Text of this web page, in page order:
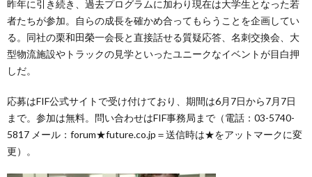
昨年に引き続き、過去プログラムに加わり現在は大学生となった若
者たちが参加。自らの成長を確かめ合ってもらうことを企画してい
る。同社の栗和田榮一会長と直接話せる質疑応答、名刺交換会、大
型物流施設やトラックの見学といったユニークなイベントが目白押
しだ。
応募はFIF公式サイトで受け付けており、期間は6月7日から7月7日
まで。参加は無料。問い合わせはFIF事務局まで（電話：03-5740-
5817 メール：forum★future.co.jp＝送信時は★をアットマークに変
更）。